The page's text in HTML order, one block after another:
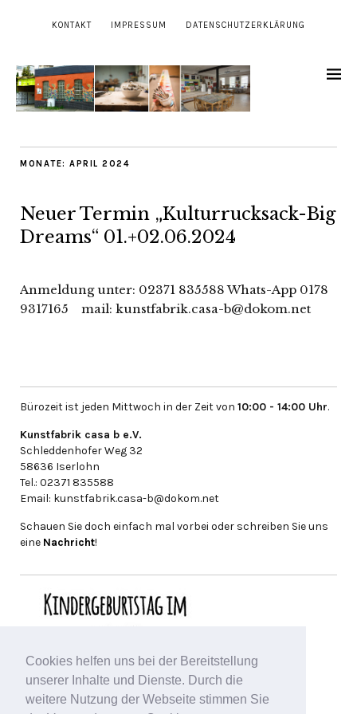
Cookies helfen uns bei der Bereitstellung
unserer Inhalte und Dienste. Durch die
weitere Nutzung der Webseite stimmen Sie
KONTAKT IMPRESSUM DATENSCHUTZERKLÄRUNG
MONATE: APRIL 2024
Neuer Termin „Kulturrucksack-Big
Dreams“ 01.+02.06.2024
Anmeldung unter: 02371 835588 Whats-App 0178
9317165 mail: kunstfabrik.casa-b@dokom.net
Bürozeit ist jeden Mittwoch in der Zeit von 10:00 - 14:00 Uhr.
Kunstfabrik casa b e.V.
Schleddenhofer Weg 32
58636 Iserlohn
Tel.: 02371 835588
Email: kunstfabrik.casa-b@dokom.net
Schauen Sie doch einfach mal vorbei oder schreiben Sie uns
eine Nachricht!